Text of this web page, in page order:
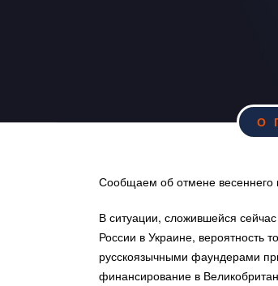
О
Сообщаем об отмене весеннего
В ситуации, сложившейся
России в Украине, вероятность
русскоязычными фаундерами
финансирование в